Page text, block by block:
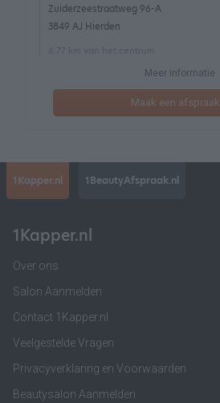
Zuiderzeestraatweg 96-A
3849 AJ Hierden
Meer informatie
Maak een afspraak
1Kapper.nl 1BeautyAfspraak.nl
1Kapper.nl
Over ons
Salon Aanmelden
Contact 1Kapper.nl
Veelgestelde Vragen
Privacyverklaring en Voorwaarden
Beautysalon Aanmelden